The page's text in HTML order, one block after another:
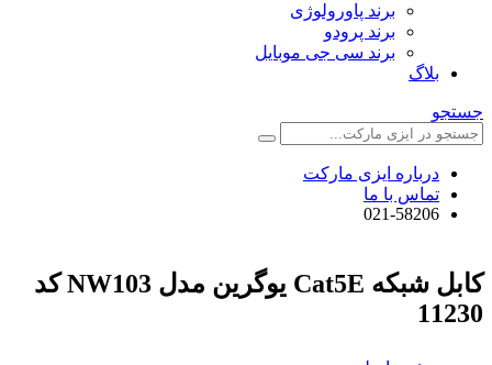
برند پاورولوژی
برند پرودو
برند سی جی موبایل
بلاگ
جستجو
درباره ایزی مارکت
تماس با ما
021-58206
کابل شبکه Cat5E یوگرین مدل NW103 کد
11230